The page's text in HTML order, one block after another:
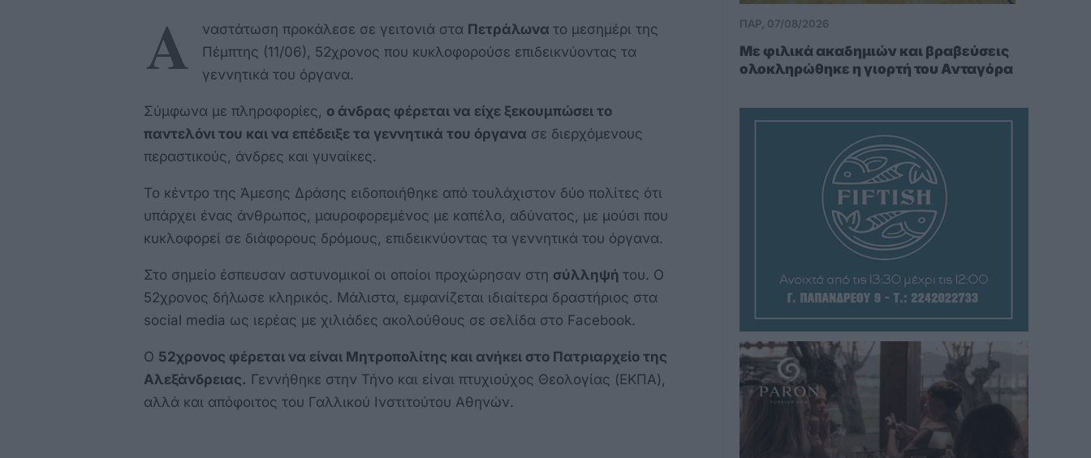
Α ναστάτωση προκάλεσε σε γειτονιά στα Πετράλωνα το μεσημέρι της
Πέμπτης (11/06), 52χρονος που κυκλοφορούσε επιδεικνύοντας τα
γεννητικά του όργανα.
Σύμφωνα με πληροφορίες, ο άνδρας φέρεται να είχε ξεκουμπώσει το
παντελόνι του και να επέδειξε τα γεννητικά του όργανα σε διερχόμενους
περαστικούς, άνδρες και γυναίκες.
Το κέντρο της Άμεσης Δράσης ειδοποιήθηκε από τουλάχιστον δύο πολίτες ότι
υπάρχει ένας άνθρωπος, μαυροφορεμένος με καπέλο, αδύνατος, με μούσι που
κυκλοφορεί σε διάφορους δρόμους, επιδεικνύοντας τα γεννητικά του όργανα.
Στο σημείο έσπευσαν αστυνομικοί οι οποίοι προχώρησαν στη σύλληψή του. Ο
52χρονος δήλωσε κληρικός. Μάλιστα, εμφανίζεται ιδιαίτερα δραστήριος στα
social media ως ιερέας με χιλιάδες ακολούθους σε σελίδα στο Facebook.
Ο 52χρονος φέρεται να είναι Μητροπολίτης και ανήκει στο Πατριαρχείο της
Αλεξάνδρειας. Γεννήθηκε στην Τήνο και είναι πτυχιούχος Θεολογίας (ΕΚΠΑ),
αλλά και απόφοιτος του Γαλλικού Ινστιτούτου Αθηνών.
ΠΑΡ, 07/08/2026
Με φιλικά ακαδημιών και βραβεύσεις
ολοκληρώθηκε η γιορτή του Ανταγόρα